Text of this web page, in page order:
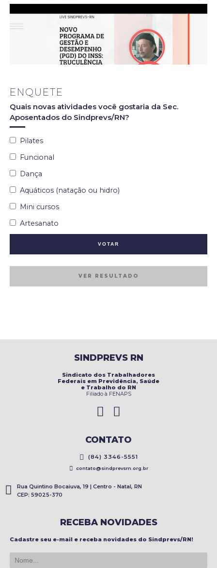
ENQUETE
Quais novas atividades você gostaria da Sec.
Aposentados do Sindprevs/RN?
Pilates
Funcional
Dança
Aquáticos (natação ou hidro)
Mini cursos
Artesanato
VER RESULTADO
SINDPREVS RN
Sindicato dos Trabalhadores
Federais em Previdência, Saúde
e Trabalho do RN
Filiado à FENAPS
CONTATO
(84) 3346-5551
contato@sindprevsrn.org.br
Rua Quintino Bocaiuva, 19 | Centro - Natal, RN
CEP: 59025-370
RECEBA NOVIDADES
Cadastre seu e-mail e receba novidades do Sindprevs/RN!